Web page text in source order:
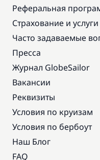
Реферальная
Страхование и услуги
Часто задаваемые
Пресса
Журнал GlobeSailor
Вакансии
Реквизиты
Условия по круизам
Условия по бербоут
Наш Блог
FAQ